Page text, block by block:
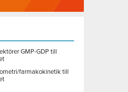
GMP-GDP till
farmakokinetik till